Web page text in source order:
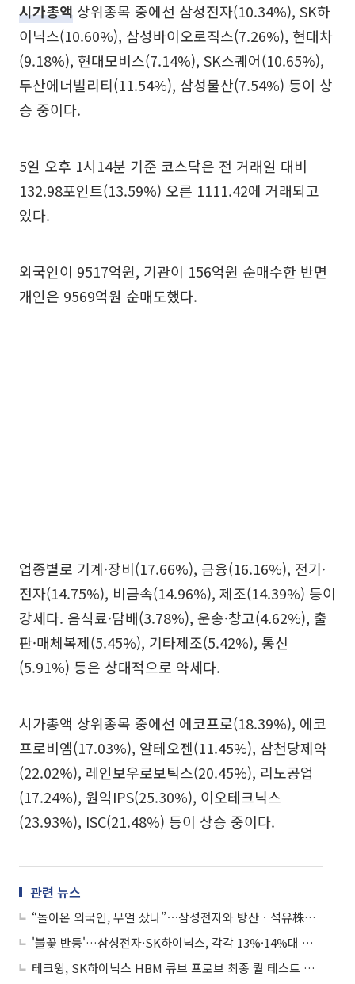
시가총액 상위종목 중에선 삼성전자(10.34%), SK하
이닉스(10.60%), 삼성바이오로직스(7.26%), 현대차
(9.18%), 현대모비스(7.14%), SK스퀘어(10.65%),
두산에너빌리티(11.54%), 삼성물산(7.54%) 등이 상
승 중이다.
5일 오후 1시14분 기준 코스닥은 전 거래일 대비
132.98포인트(13.59%) 오른 1111.42에 거래되고
있다.
외국인이 9517억원, 기관이 156억원 순매수한 반면
개인은 9569억원 순매도했다.
업종별로 기계·장비(17.66%), 금융(16.16%), 전기·
전자(14.75%), 비금속(14.96%), 제조(14.39%) 등이
강세다. 음식료·담배(3.78%), 운송·창고(4.62%), 출
판·매체복제(5.45%), 기타제조(5.42%), 통신
(5.91%) 등은 상대적으로 약세다.
시가총액 상위종목 중에선 에코프로(18.39%), 에코
프로비엠(17.03%), 알테오젠(11.45%), 삼천당제약
(22.02%), 레인보우로보틱스(20.45%), 리노공업
(17.24%), 원익IPS(25.30%), 이오테크닉스
(23.93%), ISC(21.48%) 등이 상승 중이다.
관련 뉴스
“돌아온 외국인, 무얼 샀나”⋯삼성전자와 방산ㆍ석유株로 몰려
'불꽃 반등'…삼성전자·SK하이닉스, 각각 13%·14%대 반등
테크윙, SK하이닉스 HBM 큐브 프로브 최종 퀄 테스트 통과